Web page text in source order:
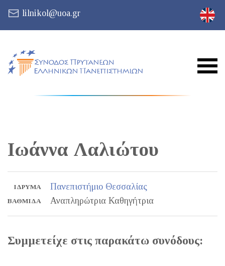
lilnikol@uoa.gr
Ιωάννα Λαλιώτου
ΊΔΡΥΜΑ Πανεπιστήμιο Θεσσαλίας
ΒΑΘΜΊΔΑ Αναπληρώτρια Καθηγήτρια
Συμμετείχε στις παρακάτω συνόδους: